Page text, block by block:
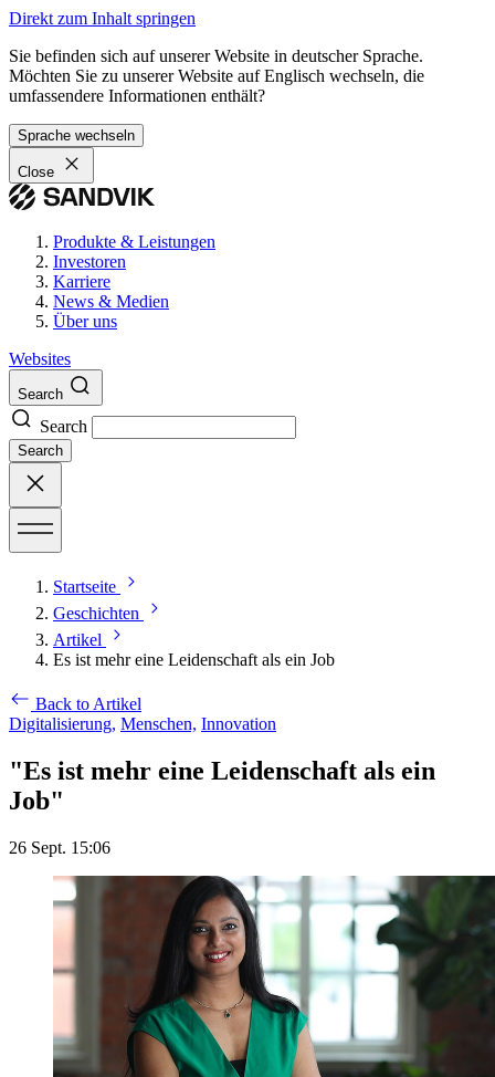
Direkt zum Inhalt springen
Sie befinden sich auf unserer Website in deutscher Sprache.
Möchten Sie zu unserer Website auf Englisch wechseln, die
umfassendere Informationen enthält?
Sprache wechseln
Close
Produkte & Leistungen
Investoren
Karriere
News & Medien
Über uns
Websites
Search
Search
Search
Startseite
Geschichten
Artikel
Es ist mehr eine Leidenschaft als ein Job
Back to Artikel
Digitalisierung, Menschen, Innovation
"Es ist mehr eine Leidenschaft als ein
Job"
26 Sept. 15:06